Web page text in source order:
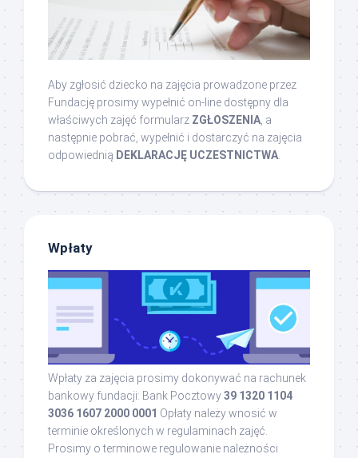
Aby zgłosić dziecko na zajęcia prowadzone przez
Fundację prosimy wypełnić on-line dostępny dla
właściwych zajęć formularz ZGŁOSZENIA , a
następnie pobrać, wypełnić i dostarczyć na zajęcia
odpowiednią DEKLARACJĘ UCZESTNICTWA
Wpłaty
Wpłaty za zajęcia prosimy dokonywać na rachunek
bankowy fundacji: Bank Pocztowy39 1320 1104
3036 1607 2000 0001 Opłaty należy wnosić w
terminie określonych w regulaminach zajęć.
Prosimy o terminowe regulowanie należności